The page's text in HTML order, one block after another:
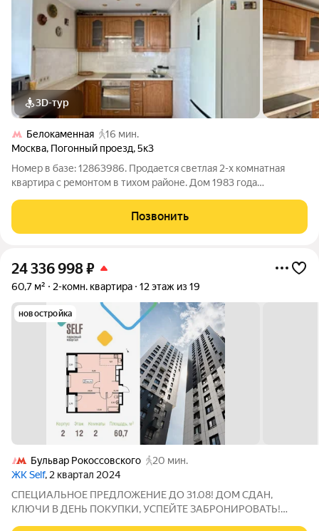
3D-тур
Белокаменная
16 мин.
Москва, Погонный проезд,5к3
Номер в базе: 12863986. Продается светлая 2-х комнатная
квартира с ремонтом в тихом районе. Дом 1983 года
ремонт в 2025 г. Сама квартира уютная, лоджия застекленная,
окна выходят на
Позвонить
24 336 998₽
60,7 м² 2-комн. квартира 12 этаж из 19
новостройка
Бульвар Рокоссовского
20 мин.
ЖК Self, 2 квартал 2024
СПЕЦИАЛЬНОЕ ПРЕДЛОЖЕНИЕ ДО 31.08! ДОМ СДАН,
КЛЮЧИ В ДЕНЬ ПОКУПКИ, УСПЕЙТЕ ЗАБРОНИРОВАТЬ!